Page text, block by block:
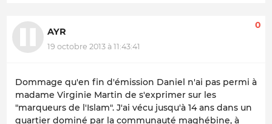
AYR
19 octobre 2013 à 11:43:41
0
Dommage qu'en fin d'émission Daniel n'ai pas permi à
madame Virginie Martin de s'exprimer sur les
"marqueurs de l'Islam". J'ai vécu jusqu'à 14 ans dans un
quartier dominé par la communauté maghébine, à